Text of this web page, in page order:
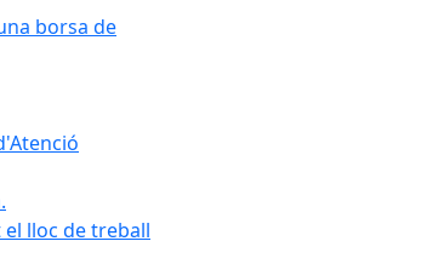
borsa de
lloc de treball